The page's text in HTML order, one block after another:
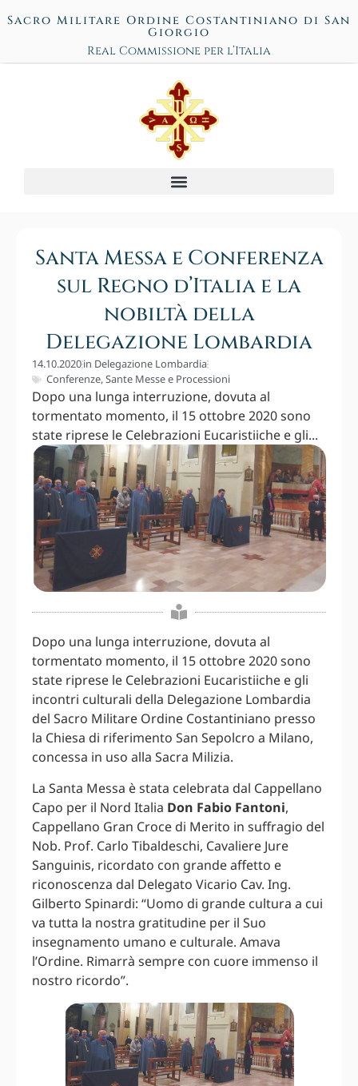
Sacro Militare Ordine Costantiniano di San
Giorgio
Real Commissione per l’Italia
Santa Messa e Conferenza
sul Regno d’Italia e la
nobiltà della
Delegazione Lombardia
14.10.2020in Delegazione Lombardia
Conferenze,Sante Messe e Processioni
Dopo una lunga interruzione, dovuta al
tormentato momento, il 15 ottobre 2020 sono
state riprese le Celebrazioni Eucaristiiche e gli...
Dopo una lunga interruzione, dovuta al
tormentato momento, il 15 ottobre 2020 sono
state riprese le Celebrazioni Eucaristiiche e gli
incontri culturali della Delegazione Lombardia
del Sacro Militare Ordine Costantiniano presso
la Chiesa di riferimento San Sepolcro a Milano,
concessa in uso alla Sacra Milizia.
La Santa Messa è stata celebrata dal Cappellano
Capo per il Nord Italia Don Fabio Fantoni,
Cappellano Gran Croce di Merito in suffragio del
Nob. Prof. Carlo Tibaldeschi, Cavaliere Jure
Sanguinis, ricordato con grande affetto e
riconoscenza dal Delegato Vicario Cav. Ing.
Gilberto Spinardi: “Uomo di grande cultura a cui
va tutta la nostra gratitudine per il Suo
insegnamento umano e culturale. Amava
l’Ordine. Rimarrà sempre con cuore immenso il
nostro ricordo”.